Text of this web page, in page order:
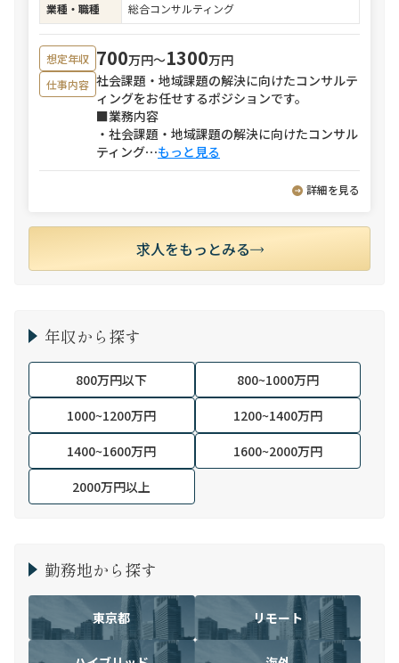
業種・職種
総合コンサルティング
想定年収 700万円〜1300万円
仕事内容 社会課題・地域課題の解決に向けたコンサルテ
ィングをお任せするポジションです。
■業務内容
・社会課題・地域課題の解決に向けたコンサル
ティング⋯もっと見る
詳細を見る
求人をもっとみる
年収から探す
800万円以下
800~1000万円
1000~1200万円
1200~1400万円
1400~1600万円
1600~2000万円
2000万円以上
勤務地から探す
東京都 リモート